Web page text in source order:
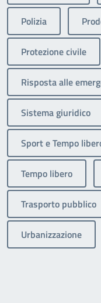
Polizia
Protezione civile
Risposta alle
Sistema giuridico
Sport e Tempo
Tempo libero
Trasporto pubblico
Urbanizzazione